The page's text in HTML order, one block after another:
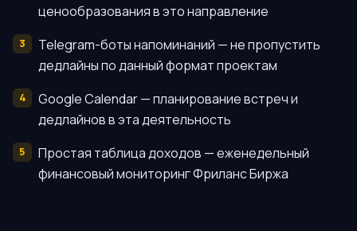
ценообразования в это направление
Telegram-боты напоминаний — не пропустить
дедлайны по данный формат проектам
Google Calendar — планирование встреч и
дедлайнов в эта деятельность
Простая таблица доходов — еженедельный
финансовый мониторинг Фриланс Биржа